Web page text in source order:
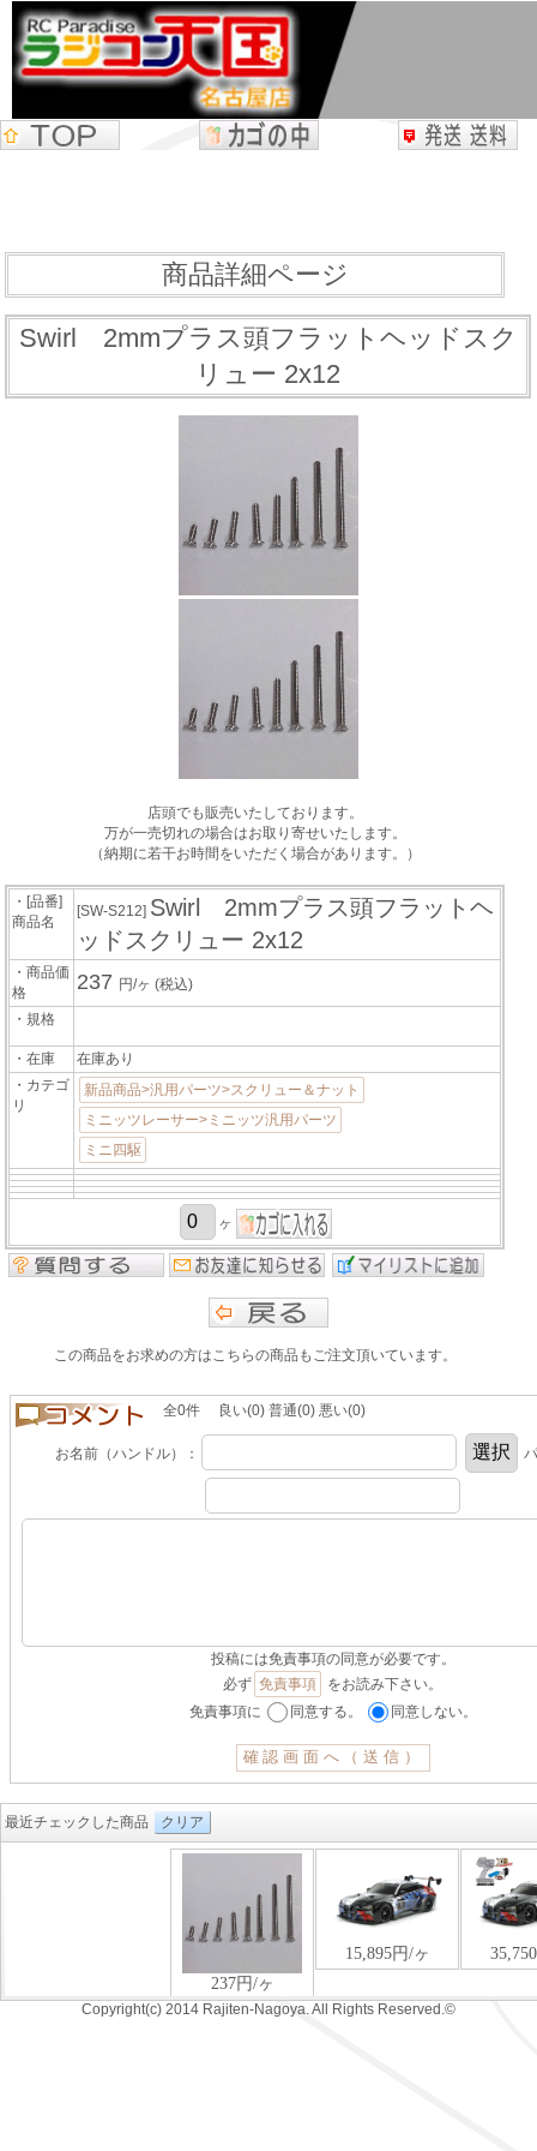
商品詳細ページ
Swirl 2mmプラス頭フラットヘッドスク
リュー 2x12
店頭でも販売いたしております。
万が一売切れの場合はお取り寄せいたします。
（納期に若干お時間をいただく場合があります。）
・[品番]
商品名
[SW-S212] Swirl 2mmプラス頭フラットヘ
ッドスクリュー 2x12
・商品価
格
237 円/ヶ(税込)
・規格
・在庫
在庫あり
・カテゴ
リ
新品商品>汎用パーツ>スクリュー＆ナット
ミニッツレーサー>ミニッツ汎用パーツ
ミニ四駆
ヶ
この商品をお求めの方はこちらの商品もご注文頂いています。
全0件 良い(0) 普通(0) 悪い(0)
お名前（ハンドル）：
投稿には免責事項の同意が必要です。
必ず 免責事項
をお読み下さい。
免責事項に
同意する。 同意しない。
最近チェックした商品 クリア
Copyright(c) 2014 Rajiten-Nagoya. All Rights Reserved.©